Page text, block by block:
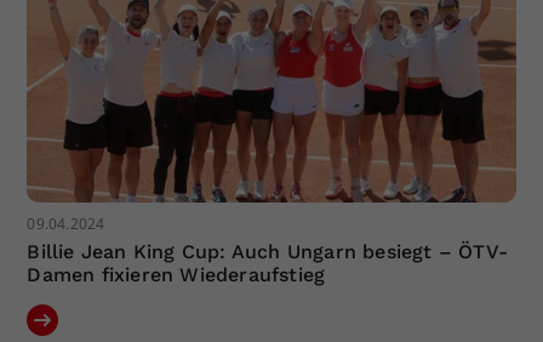
09.04.2024
Billie Jean King Cup: Auch Ungarn besiegt – ÖTV-
Damen fixieren Wiederaufstieg